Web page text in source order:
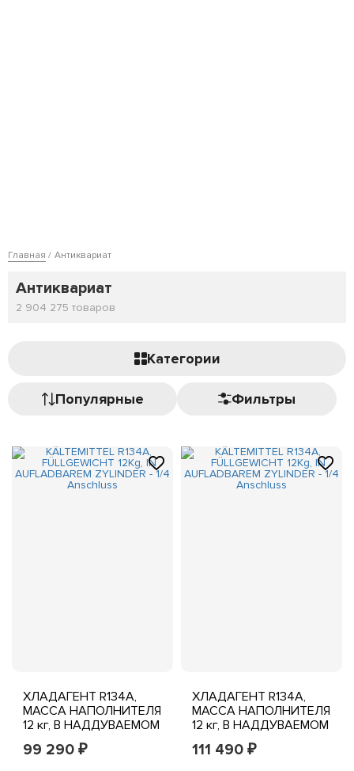
Главная Антиквариат
Антиквариат
2 904 275 товаров
Категории
Популярные Фильтры
ХЛАДАГЕНТ R134A,
МАССА НАПОЛНИТЕЛЯ
12 кг, В НАДДУВАЕМОМ
ЦИЛИНДРЕ - 1/4 порта
99 290 ₽
ХЛАДАГЕНТ R134A,
МАССА НАПОЛНИТЕЛЯ
12 кг, В НАДДУВАЕМОМ
ЦИЛИНДРЕ - 1/4 порта
111 490 ₽